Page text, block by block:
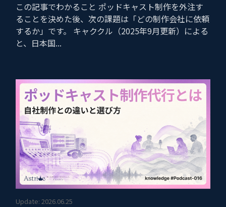
この記事でわかること ポッドキャスト制作を外注す
ることを決めた後、次の課題は「どの制作会社に依頼
するか」です。 キャククル（2025年9月更新）による
と、日本国...
Update: 2026.06.25